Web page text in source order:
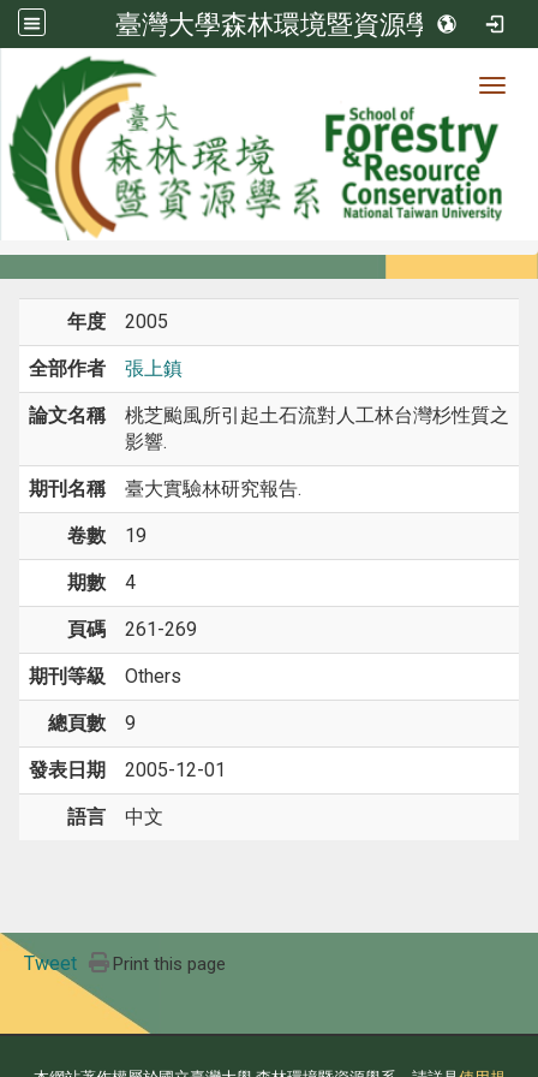
臺灣大學森林環境暨資源學系
系所成員
系所成員
年度 2005
全部作者 張上鎮
論文名稱
桃芝颱風所引起土石流對人工林台灣杉性質之
影響.
期刊名稱 臺大實驗林研究報告.
卷數 19
期數 4
頁碼 261-269
期刊等級 Others
總頁數 9
發表日期 2005-12-01
語言 中文
Tweet Print this page